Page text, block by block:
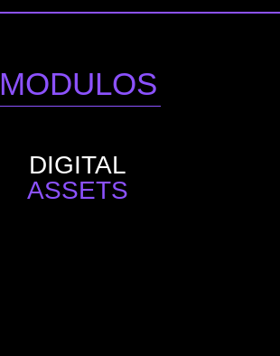
MODULOS
DIGITAL
ASSETS